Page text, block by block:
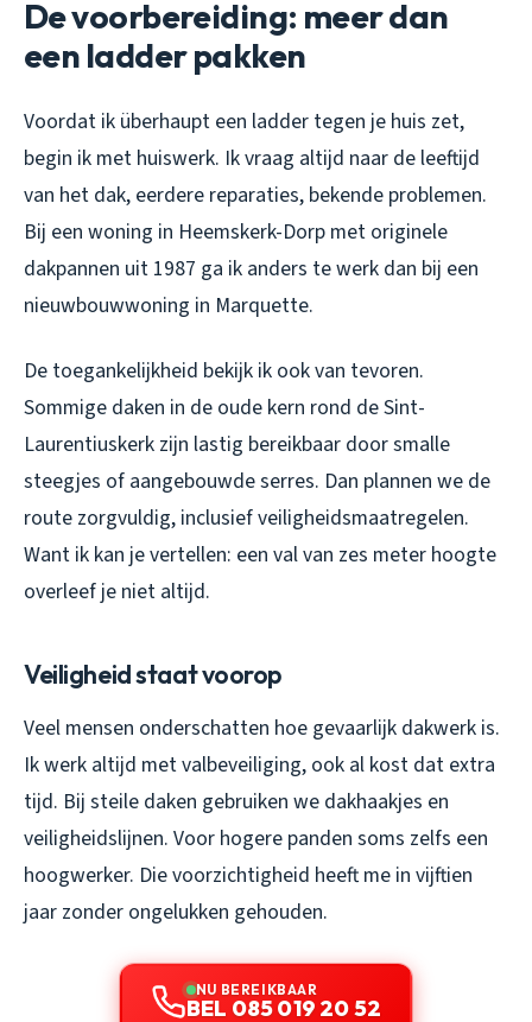
De voorbereiding: meer dan
een ladder pakken
Voordat ik überhaupt een ladder tegen je huis zet,
begin ik met huiswerk. Ik vraag altijd naar de leeftijd
van het dak, eerdere reparaties, bekende problemen.
Bij een woning in Heemskerk-Dorp met originele
dakpannen uit 1987 ga ik anders te werk dan bij een
nieuwbouwwoning in Marquette.
De toegankelijkheid bekijk ik ook van tevoren.
Sommige daken in de oude kern rond de Sint-
Laurentiuskerk zijn lastig bereikbaar door smalle
steegjes of aangebouwde serres. Dan plannen we de
route zorgvuldig, inclusief veiligheidsmaatregelen.
Want ik kan je vertellen: een val van zes meter hoogte
overleef je niet altijd.
Veiligheid staat voorop
Veel mensen onderschatten hoe gevaarlijk dakwerk is.
Ik werk altijd met valbeveiliging, ook al kost dat extra
tijd. Bij steile daken gebruiken we dakhaakjes en
veiligheidslijnen. Voor hogere panden soms zelfs een
hoogwerker. Die voorzichtigheid heeft me in vijftien
jaar zonder ongelukken gehouden.
NU BEREIKBAAR
BEL 085 019 20 52